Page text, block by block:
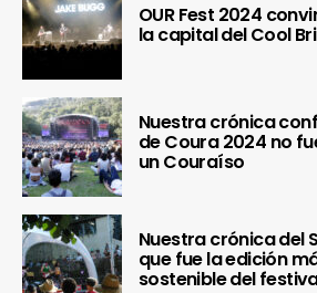
OUR Fest 2024
la capital del Cool
Nuestra crónica
de Coura 2024 no
un Couraíso
Nuestra crónica del
que fue la edición
sostenible del